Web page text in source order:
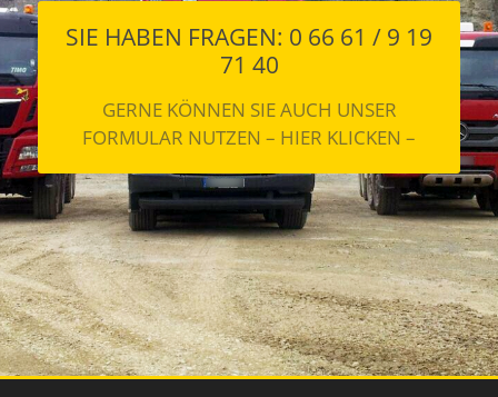
SIE HABEN FRAGEN: 0 66 61 / 9 19
71 40
GERNE KÖNNEN SIE AUCH UNSER
FORMULAR NUTZEN – HIER KLICKEN –